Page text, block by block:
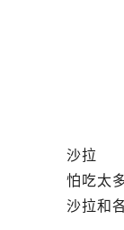
沙拉
怕吃太
沙拉和